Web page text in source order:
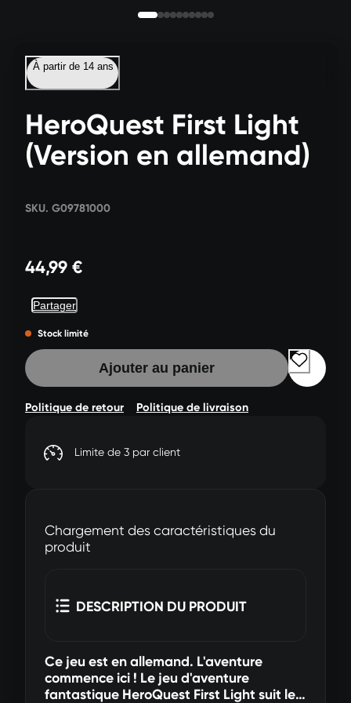
À partir de 14 ans
HeroQuest First Light
(Version en allemand)
SKU. G09781000
44,99 €
Partager
Stock limité
Ajouter au panier
Politique de retour Politique de livraison
Limite de 3 par client
Chargement des caractéristiques du
produit
DESCRIPTION DU PRODUIT
Ce jeu est en allemand. L'aventure
commence ici ! Le jeu d'aventure
fantastique HeroQuest First Light suit le